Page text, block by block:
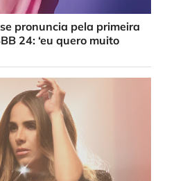
pronuncia pela primeira
24: ‘eu quero muito